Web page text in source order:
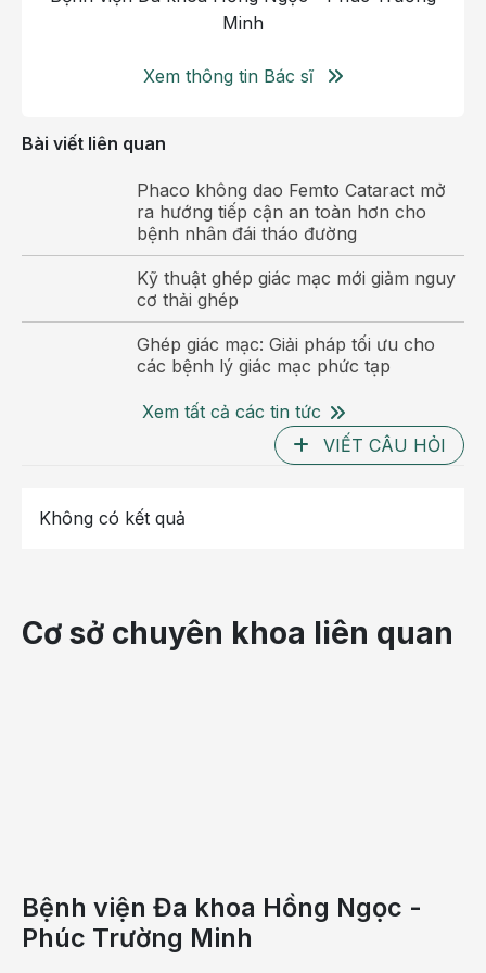
hàng Mắt, nhưng số lượng giác mạc hiến tặng vẫn chưa
người đang phải chấp nhận sống trong cảnh mù lòa.
Giác mạc chóp là bệnh lý giác mạc tiến triển, thường gặp
ở người trẻ, khiến bề mặt giác mạc mỏng và nhô hình
nón, gây mờ mắt và giảm thị lực nặng. Trong giai đoạn
muộn, bệnh có thể gây mù lòa nếu không được ghép
Giác mạc chóp và các bệnh lý giác mạc tiến triển là
Điểm chung của các bệnh lý này là làm giảm độ trong
suốt của giác mạc, khiến thị lực suy giảm kéo dài, không
Minh
Xem thông tin Bác sĩ
Bài viết liên quan
Phaco không dao Femto Cataract mở
ra hướng tiếp cận an toàn hơn cho
bệnh nhân đái tháo đường
Kỹ thuật ghép giác mạc mới giảm nguy
cơ thải ghép
Ghép giác mạc: Giải pháp tối ưu cho
các bệnh lý giác mạc phức tạp
Xem tất cả các tin tức
VIẾT CÂU HỎI
Không có kết quả
Cơ sở chuyên khoa liên quan
Bệnh viện Đa khoa Hồng Ngọc -
Phúc Trường Minh